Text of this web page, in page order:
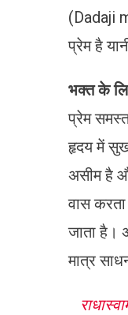
(Dadaji
प्रेम है
भक्त के
प्रेम
हृदय में
असीम है
वास
जाता है।
मात्र